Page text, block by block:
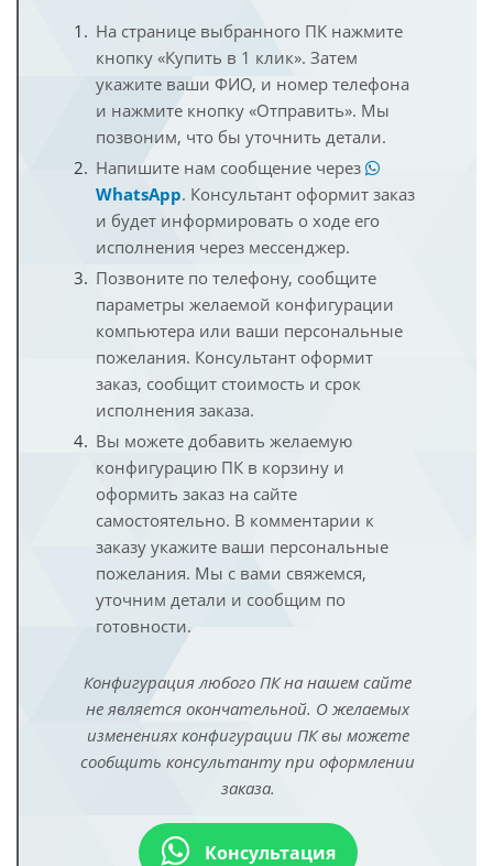
На странице выбранного ПК нажмите
кнопку «Купить в 1 клик». Затем
укажите ваши ФИО, и номер телефона
и нажмите кнопку «Отправить». Мы
позвоним, что бы уточнить детали.
Напишите нам сообщение через
WhatsApp. Консультант оформит заказ
и будет информировать о ходе его
исполнения через мессенджер.
Позвоните по телефону, сообщите
параметры желаемой конфигурации
компьютера или ваши персональные
пожелания. Консультант оформит
заказ, сообщит стоимость и срок
исполнения заказа.
Вы можете добавить желаемую
конфигурацию ПК в корзину и
оформить заказ на сайте
самостоятельно. В комментарии к
заказу укажите ваши персональные
пожелания. Мы с вами свяжемся,
уточним детали и сообщим по
готовности.
Конфигурация любого ПК на нашем сайте
не является окончательной. О желаемых
изменениях конфигурации ПК вы можете
сообщить консультанту при оформлении
заказа.
Консультация